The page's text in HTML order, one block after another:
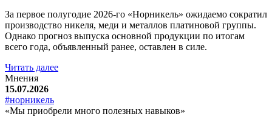
За первое полугодие 2026-го «Норникель» ожидаемо сократил
производство никеля, меди и металлов платиновой группы.
Однако прогноз выпуска основной продукции по итогам
всего года, объявленный ранее, оставлен в силе.
Читать далее
Мнения
15.07.2026
#норникель
«Мы приобрели много полезных навыков»